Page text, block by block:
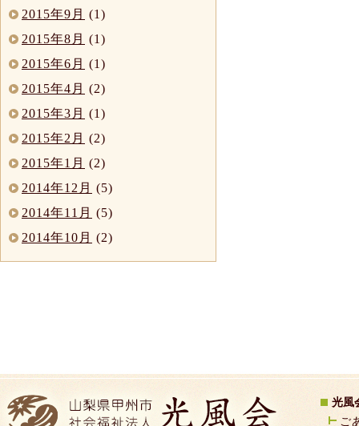
2015年9月 (1)
2015年8月 (1)
2015年6月 (1)
2015年4月 (2)
2015年3月 (1)
2015年2月 (2)
2015年1月 (2)
2014年12月 (5)
2014年11月 (5)
2014年10月 (2)
光風
ご